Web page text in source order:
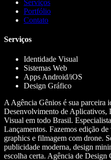
Serviços
Portfólio
Contato
Serviços
Identidade Visual
Sistemas Web
Apps Android/iOS
Design Gráfico
A Agência Gênios é sua parceira
Desenvolvimento de Aplicativos,
Visual em todo Brasil.
Lançamentos. Fazemos edição
graphics e filmagem com drone.
publicidade moderna, design
escolha certa. Agência de